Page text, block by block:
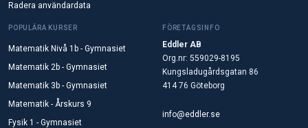
Radera användardata
POPULÄRA KURSER
Matematik Nivå 1b - Gymnasiet
Matematik 2b - Gymnasiet
Matematik 3b - Gymnasiet
Matematik - Årskurs 9
Fysik 1 - Gymnasiet
FÖRETAGSINFO
Eddler AB
Org.nr: 559029-8195
Kungsladugårdsgatan 86
414 76 Göteborg
info@eddler.se